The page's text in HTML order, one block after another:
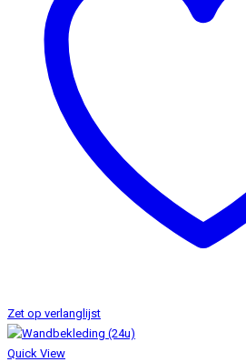
Zet op verlanglijst
Quick View